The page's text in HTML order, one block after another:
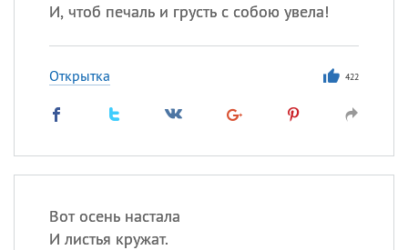
И, чтоб печаль и грусть с собою увела!
Открытка 422
Вот осень настала
И листья кружат.